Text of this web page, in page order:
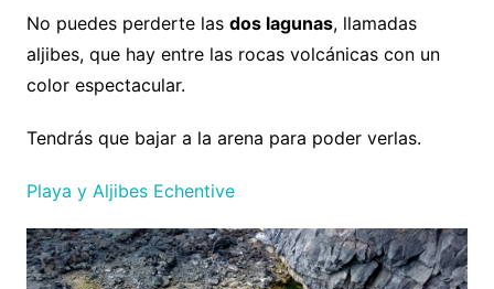
No puedes perderte las dos lagunas, llamadas
aljibes, que hay entre las rocas volcánicas con un
color espectacular.
Tendrás que bajar a la arena para poder verlas.
Playa y Aljibes Echentive